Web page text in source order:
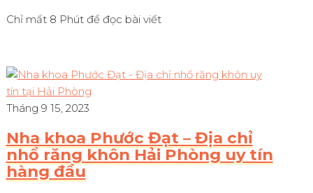
Chỉ mất 8 Phút để đọc bài viết
Tháng 9 15, 2023
Nha khoa Phước Đạt – Địa chỉ
nhổ răng khôn Hải Phòng uy tín
hàng đầu